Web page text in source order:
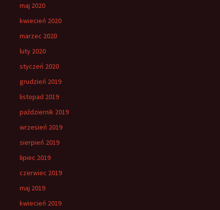
maj 2020
kwiecień 2020
marzec 2020
luty 2020
styczeń 2020
grudzień 2019
listopad 2019
październik 2019
wrzesień 2019
sierpień 2019
lipiec 2019
czerwiec 2019
maj 2019
kwiecień 2019